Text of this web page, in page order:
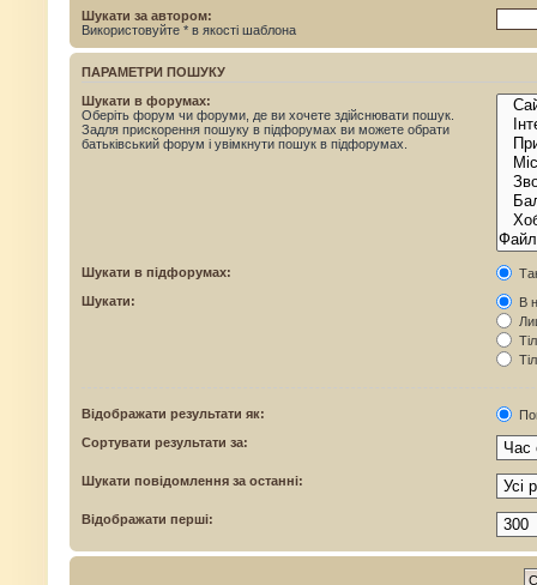
Шукати за автором:
Використовуйте * в якості шаблона
ПАРАМЕТРИ ПОШУКУ
Шукати в форумах:
Оберіть форум чи форуми, де ви хочете здійснювати пошук.
Задля прискорення пошуку в підфорумах ви можете обрати
батьківський форум і увімкнути пошук в підфорумах.
Шукати в підфорумах:
Шукати:
В
Відображати результати як:
Сортувати результати за:
Шукати повідомлення за останні:
Відображати перші: